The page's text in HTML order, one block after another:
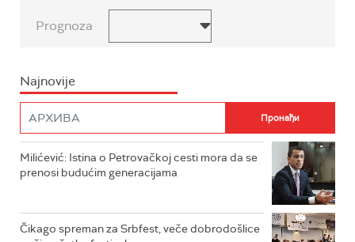
Prognoza
Najnovije
Milićević: Istina o Petrovačkoj cesti mora da se
prenosi budućim generacijama
Čikago spreman za Srbfest, veče dobrodošlice